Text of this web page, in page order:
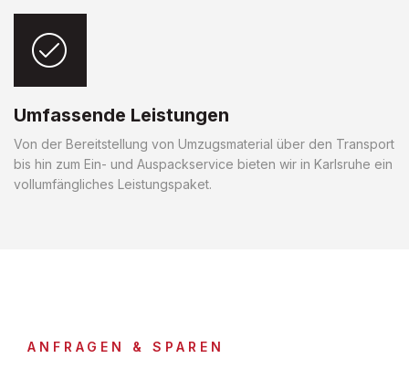
Umfassende Leistungen
Von der Bereitstellung von Umzugsmaterial über den Transport
bis hin zum Ein- und Auspackservice bieten wir in Karlsruhe ein
vollumfängliches Leistungspaket.
ANFRAGEN & SPAREN